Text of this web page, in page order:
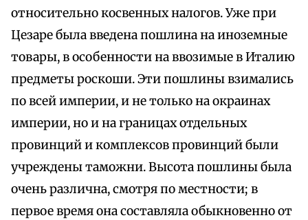
относительно косвенных налогов. Уже при
Цезаре была введена пошлина на иноземные
товары, в особенности на ввозимые в Италию
предметы роскоши. Эти пошлины взимались
по всей империи, и не только на окраинах
империи, но и на границах отдельных
провинций и комплексов провинций были
учреждены таможни. Высота пошлины была
очень различна, смотря по местности; в
первое время она составляла обыкновенно от